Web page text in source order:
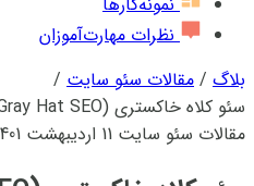
نظرات مهارت‌آموزان
بلاگ / مقالات سئو سایت /
سئو کلاه خاکستری (Gray Hat SEO): واقعیت انکارناپذیر دنیای سئو
مقالات سئو سایت 11 اردیبهشت 1401